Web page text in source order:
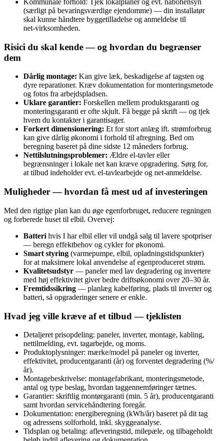
Kommunale forhold: Tjek lokalplaner og evt. nabohensyn
(særligt på bevaringsværdige ejendomme) — din installatør
skal kunne håndtere byggetilladelse og anmeldelse til
net‑virksomheden.
Risici du skal kende — og hvordan du begrænser
dem
Dårlig montage: Kan give læk, beskadigelse af tagsten og
dyre reparationer. Kræv dokumentation for monteringsmetode
og fotos fra arbejdspladsen.
Uklare garantier: Forskellen mellem produktsgaranti og
monteringsgaranti er ofte skjult. Få begge på skrift — og tjek
hvem du kontakter i garanti­sager.
Forkert dimensionering: Et for stort anlæg ift. strømforbrug
kan give dårlig økonomi i forhold til afregning. Bed om
beregning baseret på dine sidste 12 måneders forbrug.
Nettilslutningsproblemer: Ældre el‑tavler eller
begrænsninger i lokale net kan kræve opgradering. Sørg for,
at tilbud indeholder evt. el‑tavlearbejde og net‑anmeldelse.
Muligheder — hvordan få mest ud af investeringen
Med den rigtige plan kan du øge egenforbruget, reducere regningen
og forberede huset til elbil. Overvej:
Batteri hvis I har elbil eller vil undgå salg til lavere spotpriser
— beregn effektbehov og cykler for økonomi.
Smart styring (varmepumpe, elbil, opladningstidspunkter)
for at maksimere lokal anvendelse af egenproduceret strøm.
Kvalitetsudstyr — paneler med lav degradering og invertere
med høj effektivitet giver bedre driftsøkonomi over 20–30 år.
Fremtidssikring — planlæg kabelføring, plads til inverter og
batteri, så opgraderinger senere er enkle.
Hvad jeg ville kræve af et tilbud — tjeklisten
Detaljeret prisopdeling: paneler, inverter, montage, kabling,
nettilmelding, evt. tagarbejde, og moms.
Produktoplysninger: mærke/model på paneler og inverter,
effektivitet, producentgaranti (år) og forventet degradering (%/
år).
Montagebeskrivelse: montagefabrikant, monteringsmetode,
antal og type beslag, hvordan taggennemføringer tætnes.
Garantier: skriftlig montørgaranti (min. 5 år), producentgaranti
samt hvordan servicehåndtering foregår.
Dokumentation: energiberegning (kWh/år) baseret på dit tag
og adressens solforhold, inkl. skyggeanalyse.
Tidsplan og betaling: afleveringstid, milepæle, og tilbageholdt